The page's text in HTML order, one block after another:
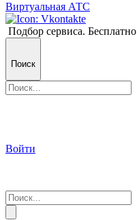
Виртуальная АТС
Подбор сервиса. Бесплатно
Поиск
Войти